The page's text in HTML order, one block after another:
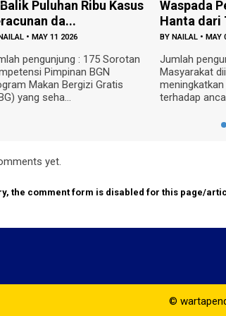
Kasus
Sorotan
Waspada Penularan Virus
Hanta dari Tikus...
BYNAILAL
Jumlah pengunjung : 270
Masyarakat diimbau untuk
meningkatkan kewaspadaan
terhadap ancaman Virus Han...
yet.
the comment form is disabled for this page/
©